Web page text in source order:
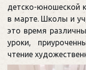
детско-юношеской
в марте. Школы и
это время
уроки,
чтение